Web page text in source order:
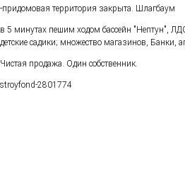
-придомовая территория закрыта. Шлагбаум
в 5 минутах пешим ходом бассейн "Нептун",
детские садики; множество магазинов, Банки,
Чистая продажа. Один собственник.
stroyfond-2801774